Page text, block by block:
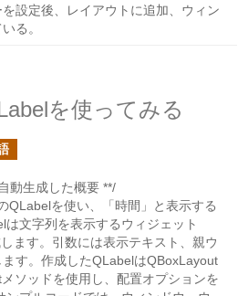
設定後、レイアウトに追加、ウィン
る。
を使ってみる
動生成した概要 **/
QLabelを使い、「時間」と表示する
文字列を表示するウィジェット
ます。引数には表示テキスト、親ウ
す。作成したQLabelはQBoxLayout
ソッドを使用し、配置オプションを